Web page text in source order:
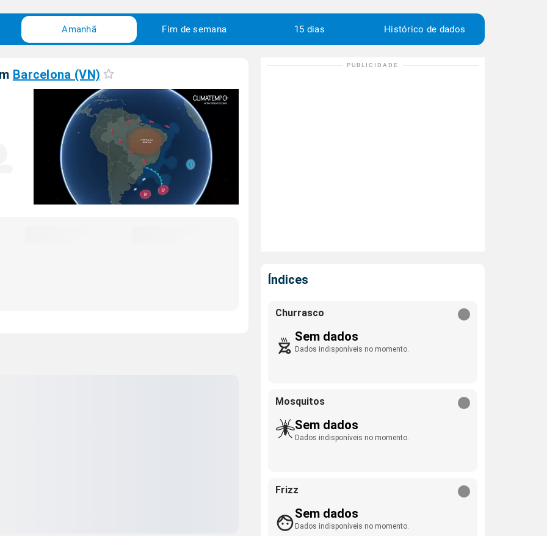
Amanhã Fim de semana 15 dias Histórico de dados
Barcelona (VN)
Índices
Churrasco
Sem dados
Dados indisponíveis no momento.
Mosquitos
Sem dados
Dados indisponíveis no momento.
Frizz
Sem dados
Dados indisponíveis no momento.